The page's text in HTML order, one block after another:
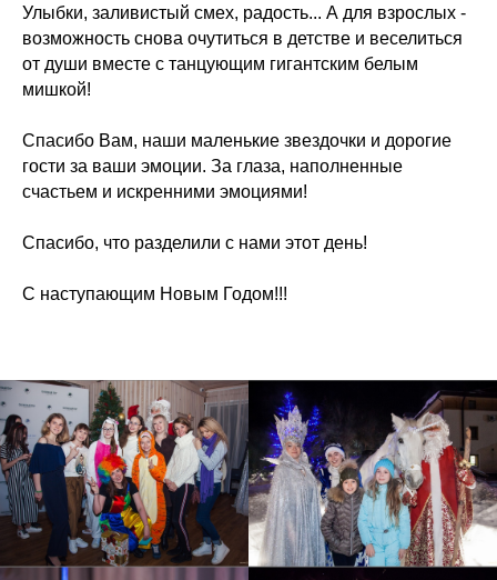
Улыбки, заливистый смех, радость... А для взрослых -
возможность снова очутиться в детстве и веселиться
от души вместе с танцующим гигантским белым
мишкой!
Спасибо Вам, наши маленькие звездочки и дорогие
гости за ваши эмоции. За глаза, наполненные
счастьем и искренними эмоциями!
Спасибо, что разделили с нами этот день!
С наступающим Новым Годом!!!